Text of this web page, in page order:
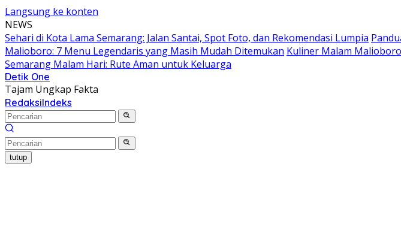
Langsung ke konten
NEWS
Sehari di Kota Lama Semarang: Jalan Santai, Spot Foto, dan Rekomendasi Lumpia
Malioboro: 7 Menu Legendaris yang Masih Mudah Ditemukan Kuliner Malam
Semarang Malam Hari: Rute Aman untuk Keluarga
Detik One
Tajam Ungkap Fakta
RedaksiIndeks
tutup